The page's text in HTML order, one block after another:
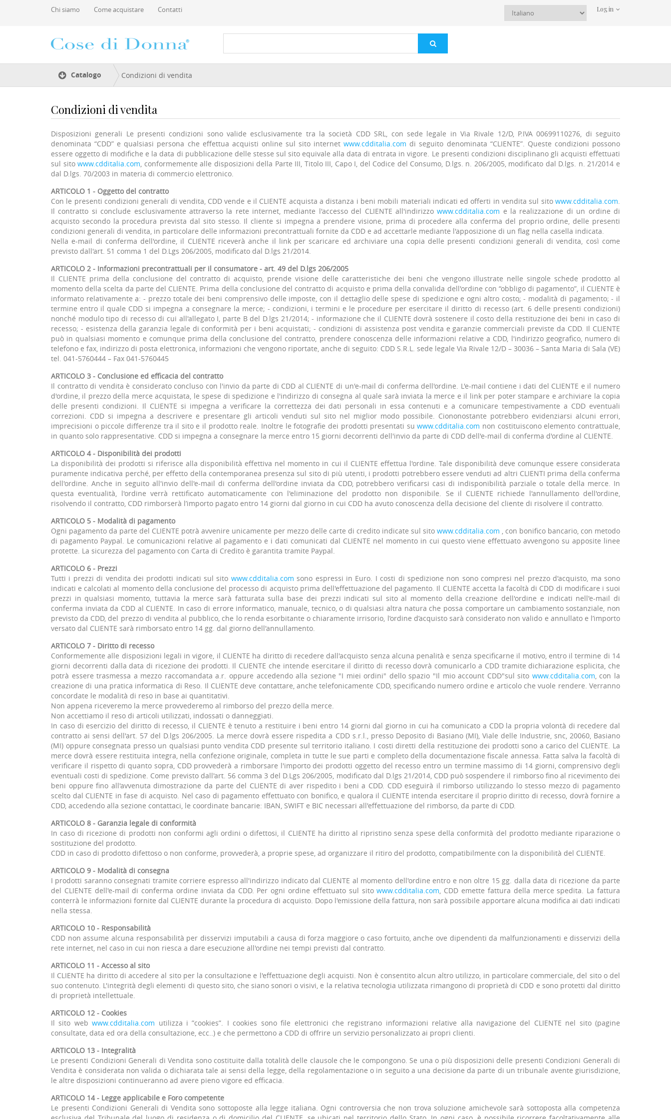
Salta al contenuto principale
Chi siamo Come acquistare Contatti Log in
Catalogo
Tu sei qui Condizioni di vendita
Condizioni di vendita
Disposizioni generali Le presenti condizioni sono valide esclusivamente tra la società CDD SRL, con sede legale in Via Rivale 12/D, P.IVA 00699110276, di seguito
denominata “CDD” e qualsiasi persona che effettua acquisti online sul sito internetwww.cdditalia.com di seguito denominata “CLIENTE”. Queste condizioni possono
essere oggetto di modifiche e la data di pubblicazione delle stesse sul sito equivale alla data di entrata in vigore. Le presenti condizioni disciplinano gli acquisti effettuati
sul sitowww.cdditalia.com, conformemente alle disposizioni della Parte III, Titolo III, Capo I, del Codice del Consumo, D.lgs. n. 206/2005, modificato dal D.lgs. n. 21/2014 e
dal D.lgs. 70/2003 in materia di commercio elettronico.
ARTICOLO 1 - Oggetto del contratto
Con le presenti condizioni generali di vendita, CDD vende e il CLIENTE acquista a distanza i beni mobili materiali indicati ed offerti in vendita sul sito www.cdditalia.com.
Il contratto si conclude esclusivamente attraverso la rete internet, mediante l'accesso del CLIENTE all'indirizzowww.cdditalia.com e la realizzazione di un ordine di
acquisto secondo la procedura prevista dal sito stesso. Il cliente si impegna a prendere visione, prima di procedere alla conferma del proprio ordine, delle presenti
condizioni generali di vendita, in particolare delle informazioni precontrattuali fornite da CDD e ad accettarle mediante l'apposizione di un flag nella casella indicata.
Nella e-mail di conferma dell'ordine, il CLIENTE riceverà anche il link per scaricare ed archiviare una copia delle presenti condizioni generali di vendita, così come
previsto dall'art. 51 comma 1 del D.Lgs 206/2005, modificato dal D.lgs 21/2014.
ARTICOLO 2 - Informazioni precontrattuali per il consumatore - art. 49 del D.lgs 206/2005
Il CLIENTE prima della conclusione del contratto di acquisto, prende visione delle caratteristiche dei beni che vengono illustrate nelle singole schede prodotto al
momento della scelta da parte del CLIENTE. Prima della conclusione del contratto di acquisto e prima della convalida dell'ordine con “obbligo di pagamento”, il CLIENTE è
informato relativamente a: - prezzo totale dei beni comprensivo delle imposte, con il dettaglio delle spese di spedizione e ogni altro costo; - modalità di pagamento; - il
termine entro il quale CDD si impegna a consegnare la merce; - condizioni, i termini e le procedure per esercitare il diritto di recesso (art. 6 delle presenti condizioni)
nonché modulo tipo di recesso di cui all'allegato I, parte B del D.lgs 21/2014; - informazione che il CLIENTE dovrà sostenere il costo della restituzione dei beni in caso di
recesso; - esistenza della garanzia legale di conformità per i beni acquistati; - condizioni di assistenza post vendita e garanzie commerciali previste da CDD. Il CLIENTE
può in qualsiasi momento e comunque prima della conclusione del contratto, prendere conoscenza delle informazioni relative a CDD, l'indirizzo geografico, numero di
telefono e fax, indirizzo di posta elettronica, informazioni che vengono riportate, anche di seguito: CDD S.R.L. sede legale Via Rivale 12/D – 30036 – Santa Maria di Sala (VE)
tel. 041-5760444 – Fax 041-5760445
ARTICOLO 3 - Conclusione ed efficacia del contratto
Il contratto di vendita è considerato concluso con l'invio da parte di CDD al CLIENTE di un'e-mail di conferma dell'ordine. L'e-mail contiene i dati del CLIENTE e il numero
d'ordine, il prezzo della merce acquistata, le spese di spedizione e l'indirizzo di consegna al quale sarà inviata la merce e il link per poter stampare e archiviare la copia
delle presenti condizioni. Il CLIENTE si impegna a verificare la correttezza dei dati personali in essa contenuti e a comunicare tempestivamente a CDD eventuali
correzioni. CDD si impegna a descrivere e presentare gli articoli venduti sul sito nel miglior modo possibile. Ciononostante potrebbero evidenziarsi alcuni errori,
imprecisioni o piccole differenze tra il sito e il prodotto reale. Inoltre le fotografie dei prodotti presentati suwww.cdditalia.com non costituiscono elemento contrattuale,
in quanto solo rappresentative. CDD si impegna a consegnare la merce entro 15 giorni decorrenti dell'invio da parte di CDD dell'e-mail di conferma d'ordine al CLIENTE.
ARTICOLO 4 - Disponibilità dei prodotti
La disponibilità dei prodotti si riferisce alla disponibilità effettiva nel momento in cui il CLIENTE effettua l'ordine. Tale disponibilità deve comunque essere considerata
puramente indicativa perché, per effetto della contemporanea presenza sul sito di più utenti, i prodotti potrebbero essere venduti ad altri CLIENTI prima della conferma
dell'ordine. Anche in seguito all'invio dell'e-mail di conferma dell'ordine inviata da CDD, potrebbero verificarsi casi di indisponibilità parziale o totale della merce. In
questa eventualità, l'ordine verrà rettificato automaticamente con l'eliminazione del prodotto non disponibile. Se il CLIENTE richiede l'annullamento dell'ordine,
risolvendo il contratto, CDD rimborserà l’importo pagato entro 14 giorni dal giorno in cui CDD ha avuto conoscenza della decisione del cliente di risolvere il contratto.
ARTICOLO 5 - Modalità di pagamento
Ogni pagamento da parte del CLIENTE potrà avvenire unicamente per mezzo delle carte di credito indicate sul sito www.cdditalia.com , con bonifico bancario, con metodo
di pagamento Paypal. Le comunicazioni relative al pagamento e i dati comunicati dal CLIENTE nel momento in cui questo viene effettuato avvengono su apposite linee
protette. La sicurezza del pagamento con Carta di Credito è garantita tramite Paypal.
ARTICOLO 6 - Prezzi
Tutti i prezzi di vendita dei prodotti indicati sul sito www.cdditalia.com sono espressi in Euro. I costi di spedizione non sono compresi nel prezzo d'acquisto, ma sono
indicati e calcolati al momento della conclusione del processo di acquisto prima dell'effettuazione del pagamento. Il CLIENTE accetta la facoltà di CDD di modificare i suoi
prezzi in qualsiasi momento, tuttavia la merce sarà fatturata sulla base dei prezzi indicati sul sito al momento della creazione dell'ordine e indicati nell'e-mail di
conferma inviata da CDD al CLIENTE. In caso di errore informatico, manuale, tecnico, o di qualsiasi altra natura che possa comportare un cambiamento sostanziale, non
previsto da CDD, del prezzo di vendita al pubblico, che lo renda esorbitante o chiaramente irrisorio, l’ordine d’acquisto sarà considerato non valido e annullato e l’importo
versato dal CLIENTE sarà rimborsato entro 14 gg. dal giorno dell'annullamento.
ARTICOLO 7 - Diritto di recesso
Conformemente alle disposizioni legali in vigore, il CLIENTE ha diritto di recedere dall'acquisto senza alcuna penalità e senza specificarne il motivo, entro il termine di 14
giorni decorrenti dalla data di ricezione dei prodotti. Il CLIENTE che intende esercitare il diritto di recesso dovrà comunicarlo a CDD tramite dichiarazione esplicita, che
potrà essere trasmessa a mezzo raccomandata a.r. oppure accedendo alla sezione "I miei ordini" dello spazio "Il mio account CDD"sul sito www.cdditalia.com, con la
creazione di una pratica informatica di Reso. Il CLIENTE deve contattare, anche telefonicamente CDD, specificando numero ordine e articolo che vuole rendere. Verranno
concordate le modalità di reso in base ai quantitativi.
Non appena riceveremo la merce provvederemo al rimborso del prezzo della merce.
Non accettiamo il reso di articoli utilizzati, indossati o danneggiati.
In caso di esercizio del diritto di recesso, il CLIENTE è tenuto a restituire i beni entro 14 giorni dal giorno in cui ha comunicato a CDD la propria volontà di recedere dal
contratto ai sensi dell'art. 57 del D.lgs 206/2005. La merce dovrà essere rispedita a CDD s.r.l., presso Deposito di Basiano (MI), Viale delle Industrie, snc, 20060, Basiano
(MI) oppure consegnata presso un qualsiasi punto vendita CDD presente sul territorio italiano. I costi diretti della restituzione dei prodotti sono a carico del CLIENTE. La
merce dovrà essere restituita integra, nella confezione originale, completa in tutte le sue parti e completo della documentazione fiscale annessa. Fatta salva la facoltà di
verificare il rispetto di quanto sopra, CDD provvederà a rimborsare l'importo dei prodotti oggetto del recesso entro un termine massimo di 14 giorni, comprensivo degli
eventuali costi di spedizione. Come previsto dall'art. 56 comma 3 del D.Lgs 206/2005, modificato dal D.lgs 21/2014, CDD può sospendere il rimborso fino al ricevimento dei
beni oppure fino all'avvenuta dimostrazione da parte del CLIENTE di aver rispedito i beni a CDD. CDD eseguirà il rimborso utilizzando lo stesso mezzo di pagamento
scelto dal CLIENTE in fase di acquisto. Nel caso di pagamento effettuato con bonifico, e qualora il CLIENTE intenda esercitare il proprio diritto di recesso, dovrà fornire a
CDD, accedendo alla sezione contattaci, le coordinate bancarie: IBAN, SWIFT e BIC necessari all'effettuazione del rimborso, da parte di CDD.
ARTICOLO 8 - Garanzia legale di conformità
In caso di ricezione di prodotti non conformi agli ordini o difettosi, il CLIENTE ha diritto al ripristino senza spese della conformità del prodotto mediante riparazione o
sostituzione del prodotto.
CDD in caso di prodotto difettoso o non conforme, provvederà, a proprie spese, ad organizzare il ritiro del prodotto, compatibilmente con la disponibilità del CLIENTE.
ARTICOLO 9 - Modalità di consegna
I prodotti saranno consegnati tramite corriere espresso all'indirizzo indicato dal CLIENTE al momento dell'ordine entro e non oltre 15 gg. dalla data di ricezione da parte
del CLIENTE dell'e-mail di conferma ordine inviata da CDD. Per ogni ordine effettuato sul sitowww.cdditalia.com, CDD emette fattura della merce spedita. La fattura
conterrà le informazioni fornite dal CLIENTE durante la procedura di acquisto. Dopo l'emissione della fattura, non sarà possibile apportare alcuna modifica ai dati indicati
nella stessa.
ARTICOLO 10 - Responsabilità
CDD non assume alcuna responsabilità per disservizi imputabili a causa di forza maggiore o caso fortuito, anche ove dipendenti da malfunzionamenti e disservizi della
rete internet, nel caso in cui non riesca a dare esecuzione all'ordine nei tempi previsti dal contratto.
ARTICOLO 11 - Accesso al sito
Il CLIENTE ha diritto di accedere al sito per la consultazione e l'effettuazione degli acquisti. Non è consentito alcun altro utilizzo, in particolare commerciale, del sito o del
suo contenuto. L'integrità degli elementi di questo sito, che siano sonori o visivi, e la relativa tecnologia utilizzata rimangono di proprietà di CDD e sono protetti dal diritto
di proprietà intellettuale.
ARTICOLO 12 - Cookies
Il sito webwww.cdditalia.com utilizza i ”cookies”. I cookies sono file elettronici che registrano informazioni relative alla navigazione del CLIENTE nel sito (pagine
consultate, data ed ora della consultazione, ecc..) e che permettono a CDD di offrire un servizio personalizzato ai propri clienti.
ARTICOLO 13 - Integralità
Le presenti Condizioni Generali di Vendita sono costituite dalla totalità delle clausole che le compongono. Se una o più disposizioni delle presenti Condizioni Generali di
Vendita è considerata non valida o dichiarata tale ai sensi della legge, della regolamentazione o in seguito a una decisione da parte di un tribunale avente giurisdizione,
le altre disposizioni continueranno ad avere pieno vigore ed efficacia.
ARTICOLO 14 - Legge applicabile e Foro competente
Le presenti Condizioni Generali di Vendita sono sottoposte alla legge italiana. Ogni controversia che non trova soluzione amichevole sarà sottoposta alla competenza